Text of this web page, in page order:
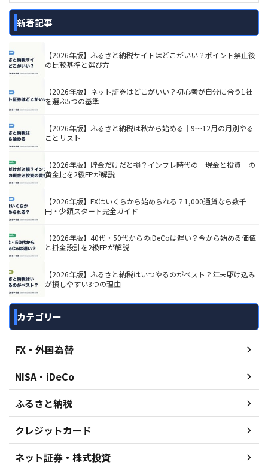
新着記事
【2026年版】ふるさと納税サイトはどこがいい？ポイント禁止後
の比較基準と選び方
【2026年版】ネット証券はどこがいい？初心者が自分に合う1社
を選ぶ5つの基準
【2026年版】ふるさと納税は秋から始める｜9〜12月の月別やる
ことリスト
【2026年版】貯金だけだと損？インフレ時代の「現金と投資」の
黄金比を2級FPが解説
【2026年版】FXはいくらから始められる？1,000通貨なら数千
円・少額スタート完全ガイド
【2026年版】40代・50代からのiDeCoは遅い？今から始める価値
と掛金設計を2級FPが解説
【2026年版】ふるさと納税はいつやるのがベスト？年末駆け込み
が損しやすい3つの理由
カテゴリー
FX・外国為替
NISA・iDeCo
ふるさと納税
クレジットカード
ネット証券・株式投資